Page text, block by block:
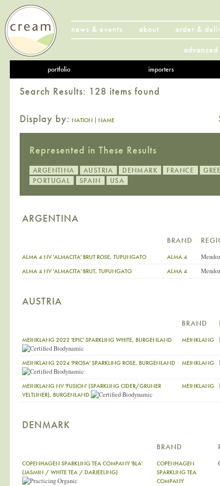
news & events about
order &
portfolio importers
Search Results: 128 items found
Display by: NATION | NAME
Represented in These Results
ARGENTINA AUSTRIA DENMARK FRANCE
PORTUGAL
SPAIN USA
ARGENTINA
BRAND
ALMA 4 NV 'ALMACITA' BRUT ROSE, TUPUNGATO ALMA 4
ALMA 4 NV 'ALMACITA' BRUT, TUPUNGATO ALMA 4
AUSTRIA
BRAND
MEINKLANG 2022 'EPIC' SPARKLING WHITE, BURGENLAND MEINKLANG
MEINKLANG 2024 'PROSA' SPARKLING ROSE, BURGENLAND MEINKLANG
MEINKLANG NV 'FUSION' (SPARKLING CIDER/GRUNER
VELTLINER), BURGENLAND
MEINKLANG
DENMARK
BRAND
COPENHAGEN SPARKLING TEA COMPANY 'BLA'
(JASMIN / WHITE TEA / DARJEELING)
COPENHAGEN
SPARKLING TEA
COMPANY